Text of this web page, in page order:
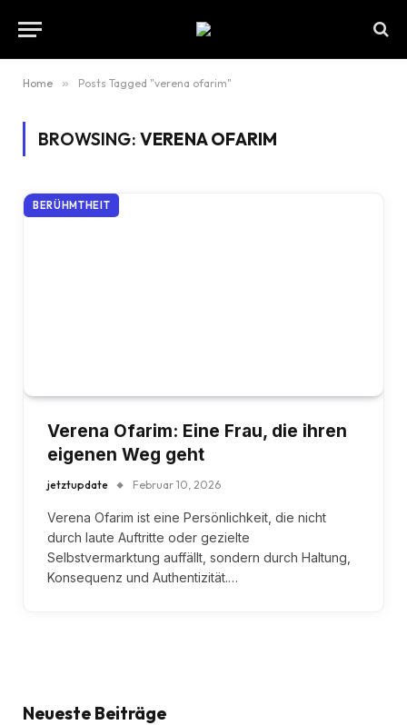
Home » Posts Tagged "verena ofarim"
BROWSING: VERENA OFARIM
BERÜHMTHEIT
Verena Ofarim: Eine Frau, die ihren
eigenen Weg geht
jetztupdate Februar 10, 2026
Verena Ofarim ist eine Persönlichkeit, die nicht
durch laute Auftritte oder gezielte
Selbstvermarktung auffällt, sondern durch Haltung,
Konsequenz und Authentizität.…
Neueste Beiträge